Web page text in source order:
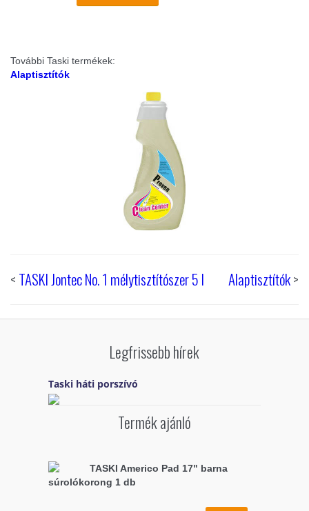
További Taski termékek:
Alaptisztítók
<TASKI Jontec No. 1 mélytisztítószer 5 l Alaptisztítók>
Legfrissebb hírek
Taski háti porszívó
Termék ajánló
TASKI Americo Pad 17" barna
súrolókorong 1 db